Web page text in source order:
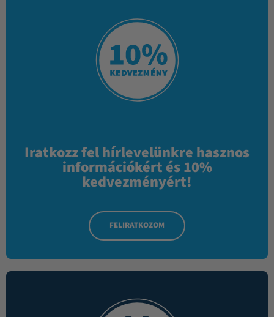
Iratkozz fel hírlevelünkre hasznos
információkért és 10%
kedvezményért!
FELIRATKOZOM